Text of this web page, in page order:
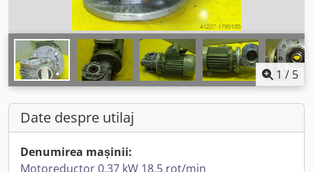
1 / 5
Date despre utilaj
Denumirea mașinii:
Motoreductor 0,37 kW 18,5 rot/min